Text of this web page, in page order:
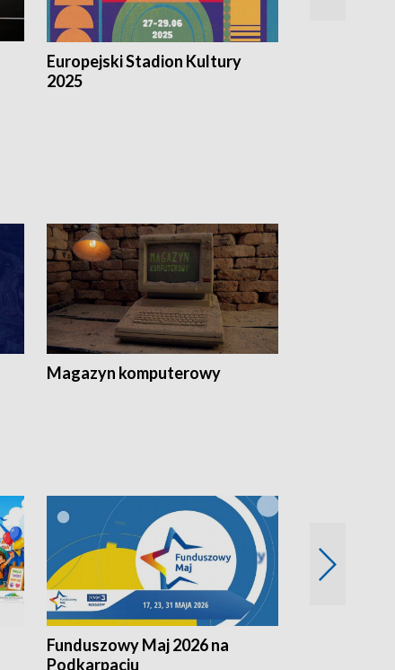
Europejski Stadion Kultury
2025
Magazyn komputerowy
Funduszowy Maj 2026 na
Podkarpaciu